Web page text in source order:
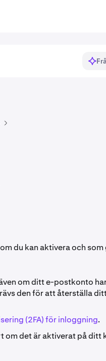
du kan aktivera och
om ditt e-postkonto
den för att återställa
(2FA) för inloggning.
om det är aktiverat på ditt